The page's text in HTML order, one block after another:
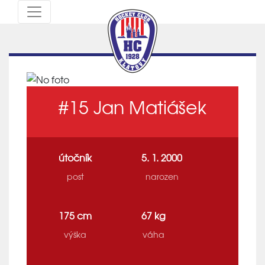
#15 Jan Matiášek
útočník
post
5. 1. 2000
narozen
175 cm
výška
67 kg
váha